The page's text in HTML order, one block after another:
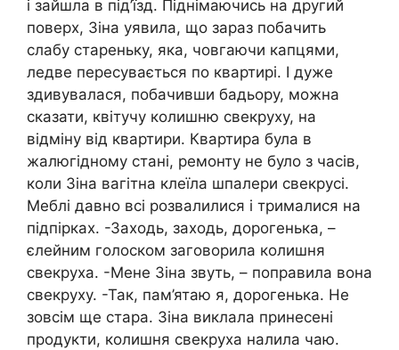
і зайшла в під’їзд. Піднімаючись на другий
поверх, Зіна уявила, що зараз побачить
слабу стареньку, яка, човгаючи капцями,
ледве пересувається по квартирі. І дуже
здивувалася, побачивши бадьору, можна
сказати, квітучу колишню свекруху, на
відміну від квартири. Квартира була в
жалюгідному стані, ремонту не було з часів,
коли Зіна вагітна клеїла шпалери свекрусі.
Меблі давно всі розвалилися і трималися на
підпірках. -Заходь, заходь, дорогенька, –
єлейним голоском заговорила колишня
свекруха. -Мене Зіна звуть, – поправила вона
свекруху. -Так, пам’ятаю я, дорогенька. Не
зовсім ще стара. Зіна виклала принесені
продукти, колишня свекруха налила чаю.